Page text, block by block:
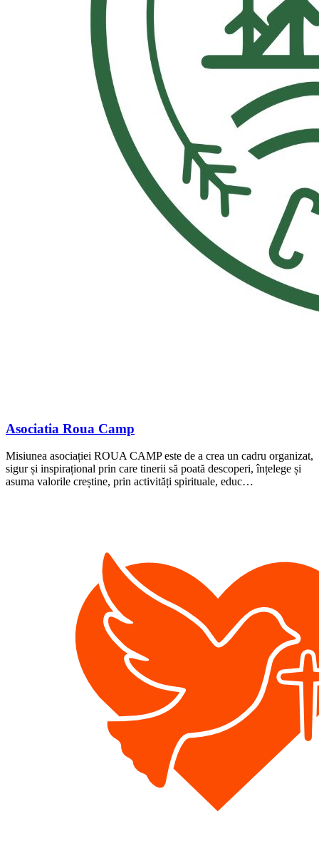
Asociatia Roua Camp
Misiunea asociației ROUA CAMP este de a crea un cadru organizat,
sigur și inspirațional prin care tinerii să poată descoperi, înțelege și
asuma valorile creștine, prin activități spirituale, educ…